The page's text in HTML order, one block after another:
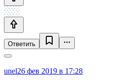
Ответить
unel26 фев 2019 в 17:28